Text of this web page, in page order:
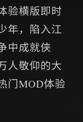
验横版即时
年，陷入江
中成就侠
人敬仰的大
门MOD体验